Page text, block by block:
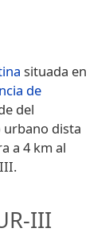
situada en
de
del
urbano dista
a 4 km al
III